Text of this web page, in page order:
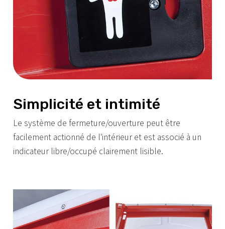
Simplicité et intimité
Le système de fermeture/ouverture peut être
facilement actionné de l'intérieur et est associé à un
indicateur libre/occupé clairement lisible.